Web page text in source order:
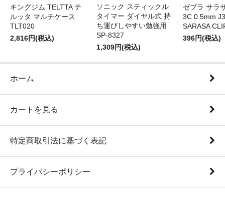
キングジム TELTTA テ
ルッタ マルチケース
TLT020
2,816円(税込)
ソニック スティックル
タイマー ダイヤル式 持
ち運びしやすい勉強用
SP-8327
1,309円(税込)
ゼブラ サラ
3C 0.5mm
SARASA
396円(税込)
ホーム
カートを見る
特定商取引法に基づく表記
プライバシーポリシー